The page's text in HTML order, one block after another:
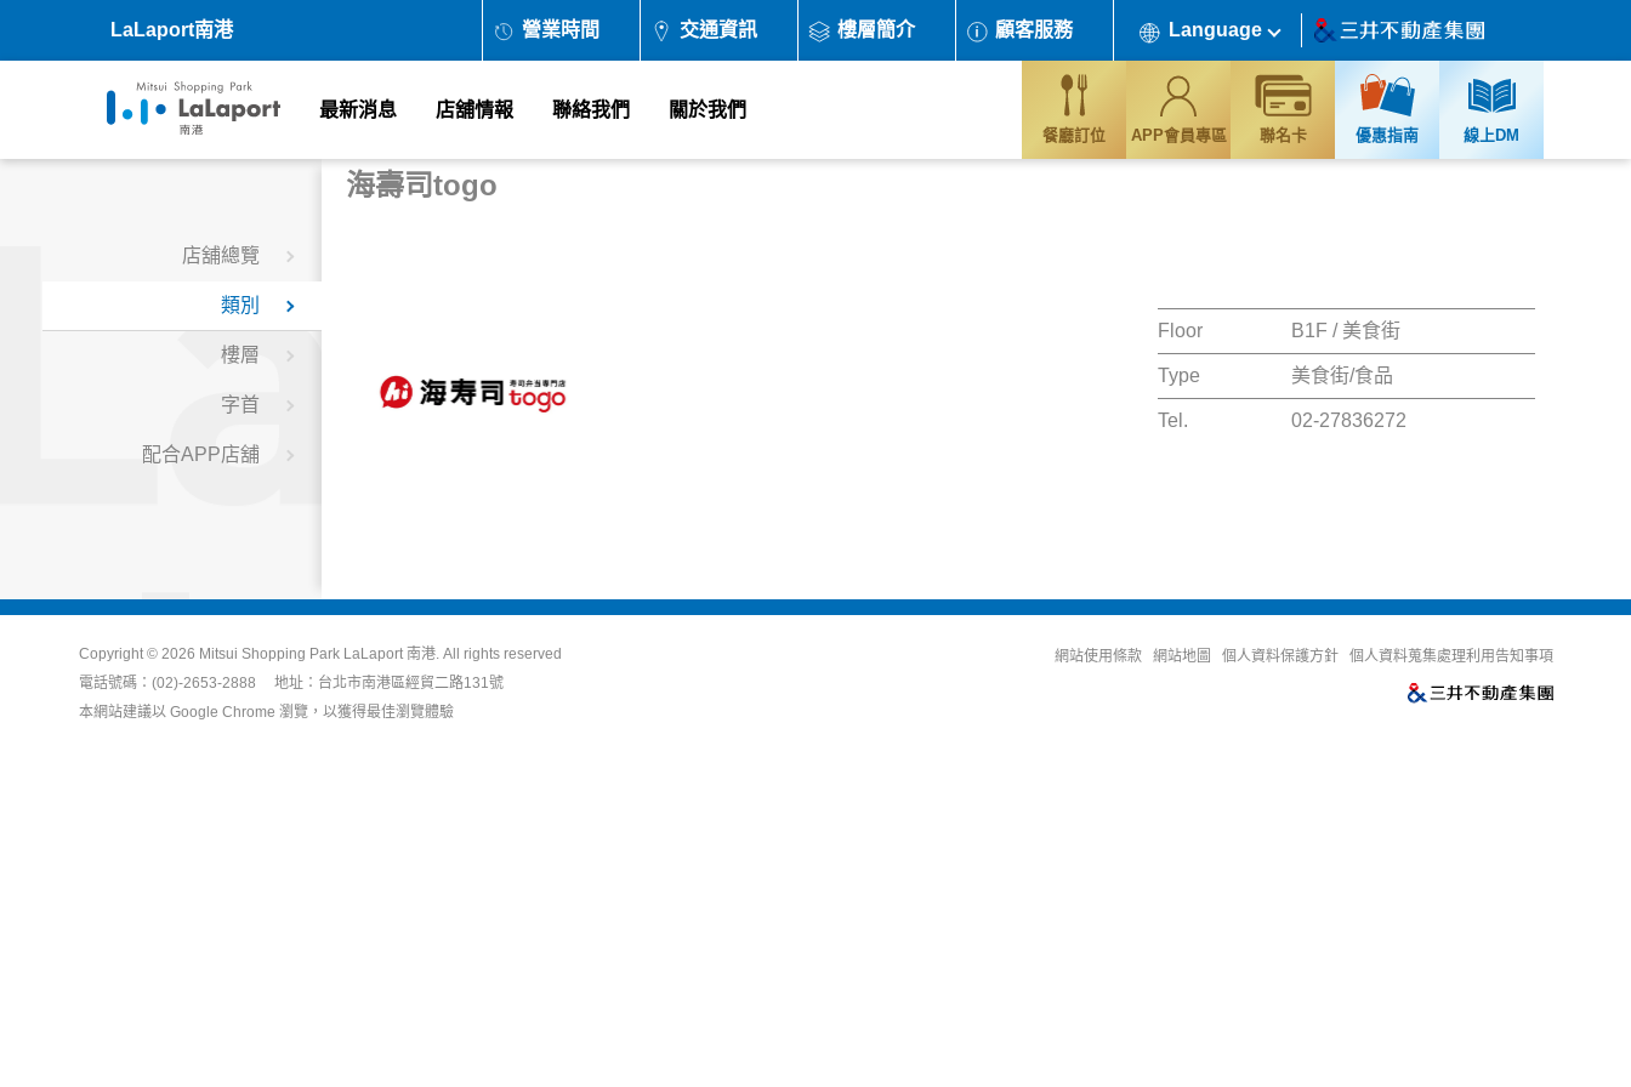
LaLaport南港 營業時間 交通資訊 樓層簡介 顧客服務 Language
最新消息 店舖情報 聯絡我們 關於我們
餐廳訂位 APP會員專區 聯名卡 優惠指南 線上DM
店舖總覽
類別
樓層
字首
配合APP店舖
海壽司togo
Floor B1F / 美食街
Type 美食街/食品
Tel. 02-27836272
Copyright © 2026 Mitsui Shopping Park LaLaport 南港. All rights reserved
電話號碼：(02)-2653-2888 地址：台北市南港區經貿二路131號
本網站建議以 Google Chrome 瀏覽，以獲得最佳瀏覽體驗
網站使用條款 網站地圖 個人資料保護方針 個人資料蒐集處理利用告知事項